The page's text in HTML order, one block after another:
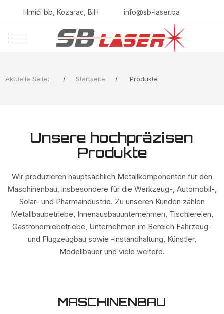
Hrnići bb, Kozarac, BiH info@sb-laser.ba
Aktuelle Seite: Startseite Produkte
Unsere hochpräzisen
Produkte
Wir produzieren hauptsächlich Metallkomponenten für den
Maschinenbau, insbesondere für die Werkzeug-, Automobil-,
Solar- und Pharmaindustrie. Zu unseren Kunden zählen
Metallbaubetriebe, Innenausbauunternehmen, Tischlereien,
Gastronomiebetriebe, Unternehmen im Bereich Fahrzeug-
und Flugzeugbau sowie -instandhaltung, Künstler,
Modellbauer und viele weitere.
MASCHINENBAU